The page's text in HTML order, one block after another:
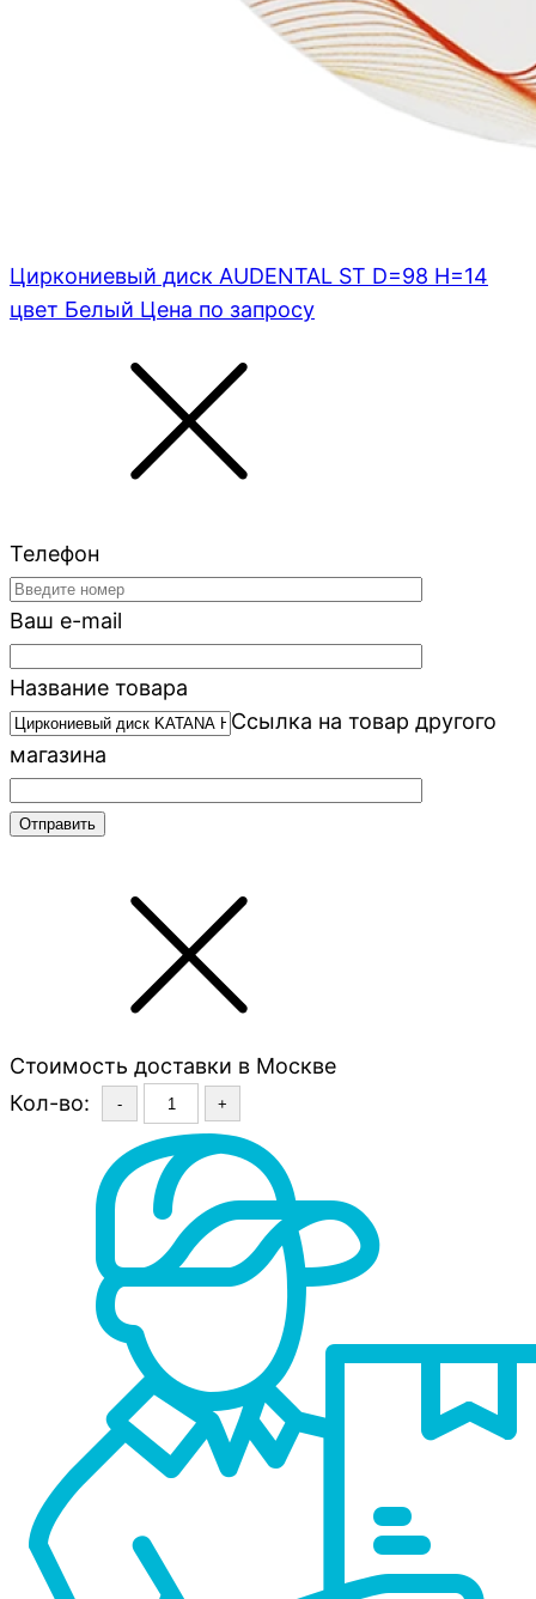
Циркониевый диск AUDENTAL ST D=98 H=14
цвет Белый Цена по запросу
Телефон
Ваш e-mail
Название товара
Ссылка на товар другого
магазина
Стоимость доставки в Москве
Кол-во:
- +